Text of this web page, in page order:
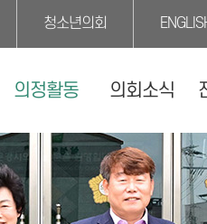
청소년의회
의정활동 의회소식